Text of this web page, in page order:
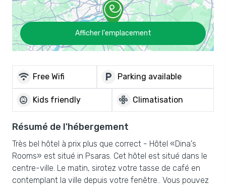
Afficher l'emplacement
wifi Free Wifi local_parking Parking available
child_care Kids friendly mode_fan Climatisation
Résumé de l'hébergement
Très bel hôtel à prix plus que correct - Hôtel «Dina's
Rooms» est situé in Psaras. Cet hôtel est situé dans le
centre-ville. Le matin, sirotez votre tasse de café en
contemplant la ville depuis votre fenêtre.. Vous pouvez